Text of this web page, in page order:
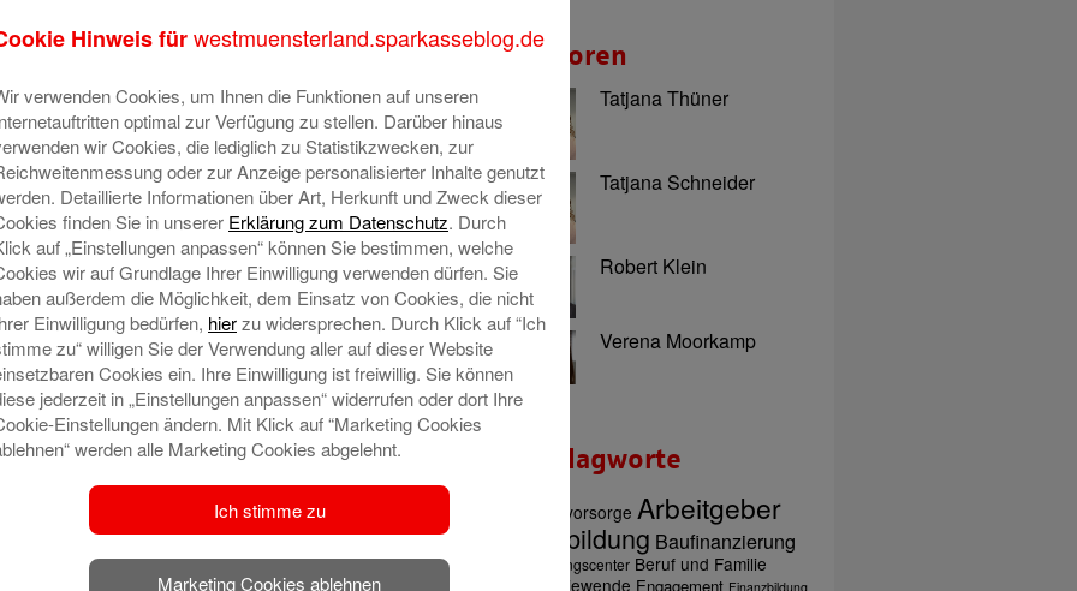
Büngeler, Mitglied des Sparkassen-
Sparkassenstiftung Gronau für die Zukunft gut
haben wir als Sparkasse das Stiftungskapital
3,6 Millionen Euro erhöht, aus den Erträgen
er. Der Effekt der Zustiftungen: Es stehen
Jahren bereit.
Jahr stellen
dass ihr Kapital nicht verbraucht wird. Nur die
genutzt werden. Auf diese Weise ist die
Partner für die Träger gemeinnütziger
entscheidet das Stiftungskuratorium über die
eine Stiftungsunterstützung beantragen mit
wen der besondere Nutzen des geplanten
erfolgt und welche Folgekosten
unterstützen den Antrag.
Sparkassenstiftung gefördert werden können
in den Förderrichtlinien erläutert. Diese sind
Autoren
Tatjana Thüner
Tatjana Schneider
Robert Klein
Verena Moorkamp
Schlagworte
Altersvorsorge Arbeitgeber
Ausbildung Baufinanzierung
Beratungscenter Beruf und Familie
Energiewende Engagement Finanzbildung
Hinweis fürwestmuensterland.sparkasseblog.de
verwenden Cookies, um Ihnen die Funktionen auf unseren
optimal zur Verfügung zu stellen. Darüber hinaus
wir Cookies, die lediglich zu Statistikzwecken, zur
oder zur Anzeige personalisierter Inhalte genutzt
Detaillierte Informationen über Art, Herkunft und Zweck dieser
finden Sie in unserer Erklärung zum Datenschutz. Durch
auf „Einstellungen anpassen“ können Sie bestimmen, welche
wir auf Grundlage Ihrer Einwilligung verwenden dürfen. Sie
außerdem die Möglichkeit, dem Einsatz von Cookies, die nicht
Einwilligung bedürfen, hierzu widersprechen. Durch Klick auf “Ich
zu“ willigen Sie der Verwendung aller auf dieser Website
Cookies ein. Ihre Einwilligung ist freiwillig. Sie können
jederzeit in „Einstellungen anpassen“ widerrufen oder dort Ihre
Einstellungen ändern. Mit Klick auf “Marketing Cookies
werden alle Marketing Cookies abgelehnt.
Ich stimme zu
Marketing Cookies ablehnen